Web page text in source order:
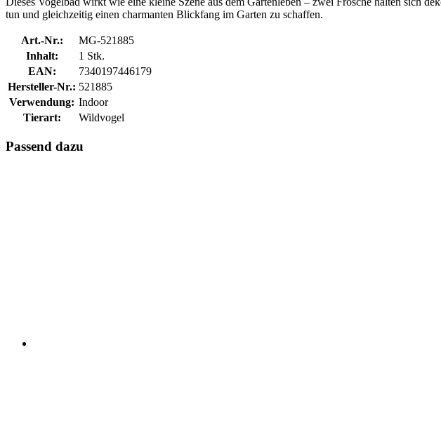
tun und gleichzeitig einen charmanten Blickfang im Garten zu schaffen.
Art.-Nr.:
MG-521885
Inhalt:
1 Stk.
EAN:
7340197446179
Hersteller-Nr.: 521885
Verwendung: Indoor
Tierart:
Wildvogel
Passend dazu